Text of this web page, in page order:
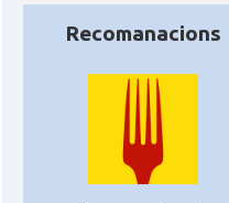
Recomanacions